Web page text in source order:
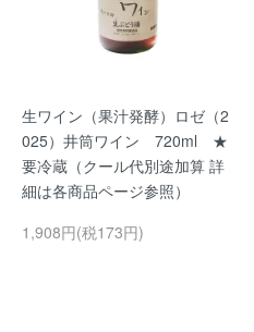
生ワイン（果汁発酵）ロゼ（2
025）井筒ワイン 720ml ★
要冷蔵（クール代別途加算 詳
細は各商品ページ参照）
1,908円(税173円)